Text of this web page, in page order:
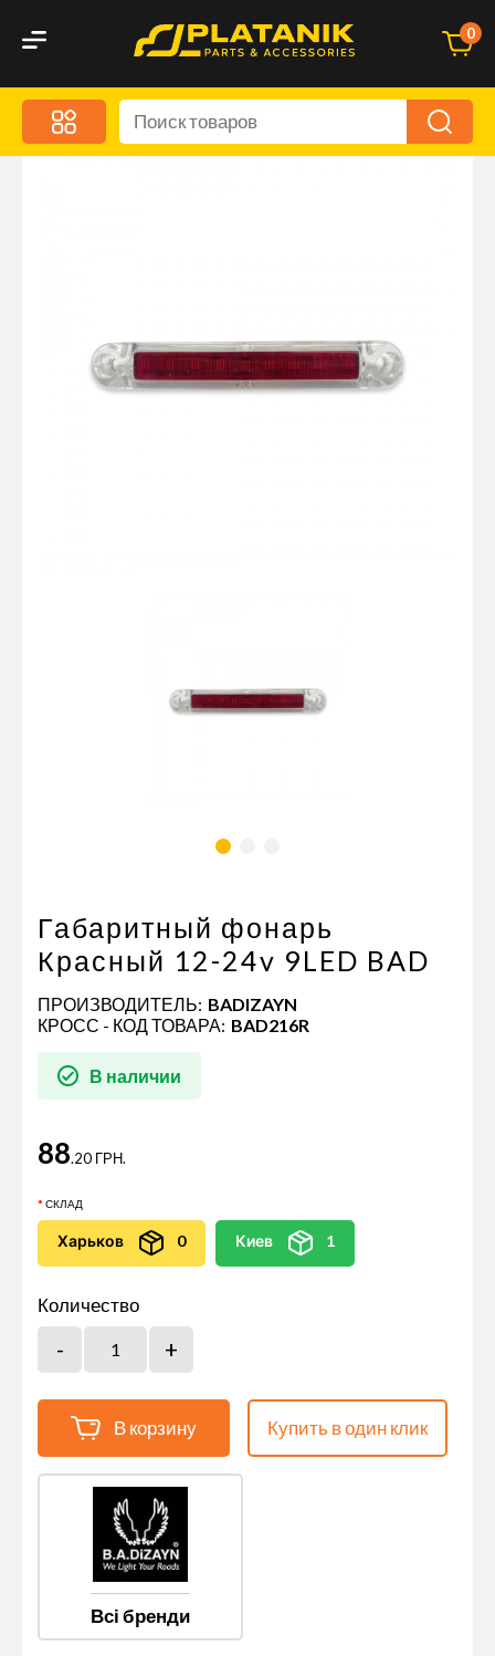
0
Меню
Акционные предложения
Брызговики
Запчасти кузова и зеркала
Стяжные ремни и тросы
Габаритный фонарь
Красный 12-24v 9LED BAD
ПРОИЗВОДИТЕЛЬ: BADIZAYN
КРОСС - КОД ТОВАРА: BAD216R
В наличии
88.20 ГРН.
СКЛАД
Харьков 0 Киев 1
Количество
В корзину Купить в один клик
Всі бренди